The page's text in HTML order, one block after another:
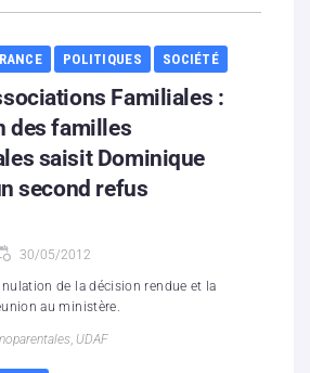
POLITIQUES SOCIÉTÉ
Familiales :
des familles
saisit Dominique
second refus
30/05/2012
de la décision rendue et la
au ministère.
UDAF